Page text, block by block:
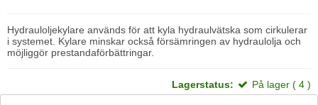
Hydrauloljekylare används för att kyla hydraulvätska som cirkulerar
i systemet. Kylare minskar också försämringen av hydraulolja och
möjliggör prestandaförbättringar.
Lagerstatus: På lager ( 4 )